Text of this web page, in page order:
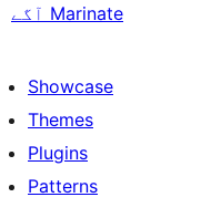
آگے Marinate
Showcase
Themes
Plugins
Patterns